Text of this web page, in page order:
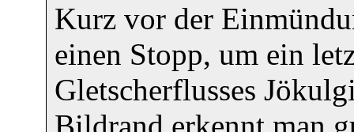
Kurz vor der
einen Stopp, um ein
Gletscherflusses
Bildrand erkennt man